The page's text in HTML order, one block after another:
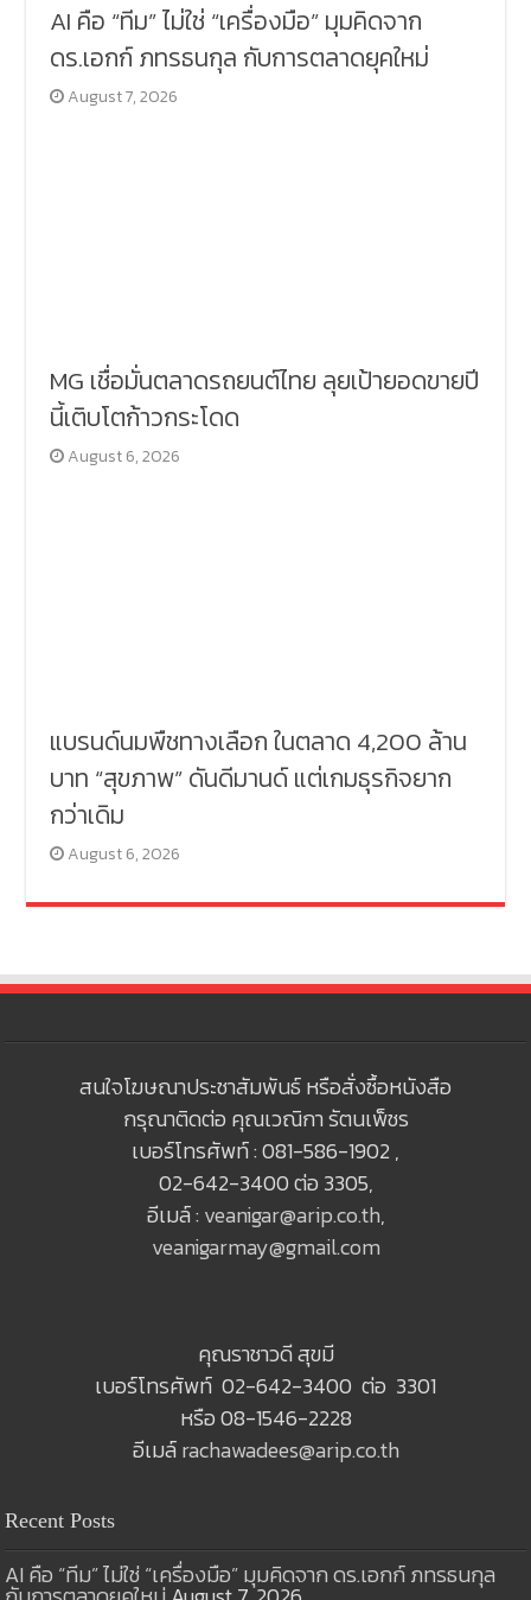
AI คือ “ทีม” ไม่ใช่ “เครื่องมือ” มุมคิดจาก
ดร.เอกก์ ภทรธนกุล กับการตลาดยุคใหม่
August 7, 2026
MG เชื่อมั่นตลาดรถยนต์ไทย ลุยเป้ายอดขายปี
นี้เติบโตก้าวกระโดด
August 6, 2026
แบรนด์นมพืชทางเลือก ในตลาด 4,200 ล้าน
บาท “สุขภาพ” ดันดีมานด์ แต่เกมธุรกิจยาก
กว่าเดิม
August 6, 2026
สนใจโฆษณาประชาสัมพันธ์ หรือสั่งซื้อหนังสือ
กรุณาติดต่อ คุณเวณิกา รัตนเพ็ชร
เบอร์โทรศัพท์ : 081-586-1902 ,
02-642-3400 ต่อ 3305,
อีเมล์ : veanigar@arip.co.th,
veanigarmay@gmail.com
คุณราชาวดี สุขมี
เบอร์โทรศัพท์ 02-642-3400 ต่อ 3301
หรือ 08-1546-2228
อีเมล์rachawadees@arip.co.th
Recent Posts
AI คือ “ทีม” ไม่ใช่ “เครื่องมือ” มุมคิดจาก ดร.เอกก์ ภทรธนกุล